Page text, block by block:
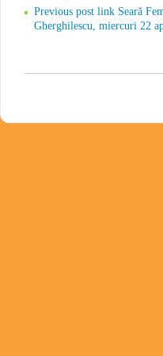
Previous post link Seară
Gherghilescu, miercuri 22